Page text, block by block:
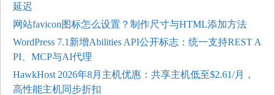
延迟
网站favicon图标怎么设置？制作尺寸与HTML添加方法
WordPress 7.1新增Abilities API公开标志：统一支持REST A
PI、MCP与AI代理
HawkHost 2026年8月主机优惠：共享主机低至$2.61/月，
高性能主机同步折扣